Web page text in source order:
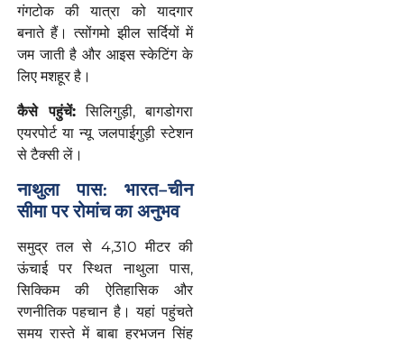
गंगटोक की यात्रा को यादगार
बनाते हैं। त्सोंगमो झील सर्दियों में
जम जाती है और आइस स्केटिंग के
लिए मशहूर है।
कैसे पहुंचें:सिलिगुड़ी, बागडोगरा
एयरपोर्ट या न्यू जलपाईगुड़ी स्टेशन
से टैक्सी लें।
नाथुला पास: भारत-चीन
सीमा पर रोमांच का अनुभव
समुद्र तल से 4,310 मीटर की
ऊंचाई पर स्थित नाथुला पास,
सिक्किम की ऐतिहासिक और
रणनीतिक पहचान है। यहां पहुंचते
समय रास्ते में बाबा हरभजन सिंह